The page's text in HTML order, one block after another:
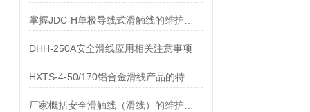
DHH-250A安全滑线应用相关注意事项